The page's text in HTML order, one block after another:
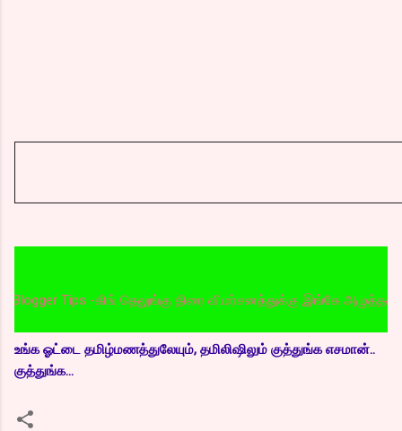
Tips -கிங் தெலுங்கு திரை விமர்சனத்துக்கு இங்கே அழுத்தவும்
உங்க ஓட்டை தமிழ்மணத்துலேயும், தமிலிஷிலும் குத்துங்க எசமான்..
குத்துங்க...